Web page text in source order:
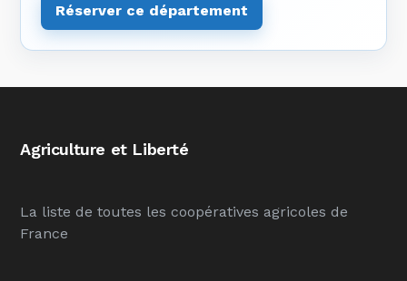
Réserver ce département
Agriculture et Liberté
La liste de toutes les coopératives agricoles de
France